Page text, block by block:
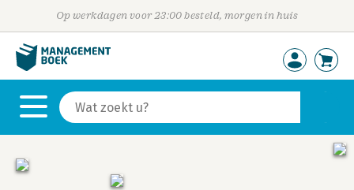
Op werkdagen voor 23:00 besteld, morgen in huis